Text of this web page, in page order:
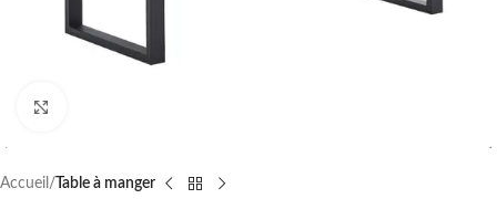
Accueil Table à manger